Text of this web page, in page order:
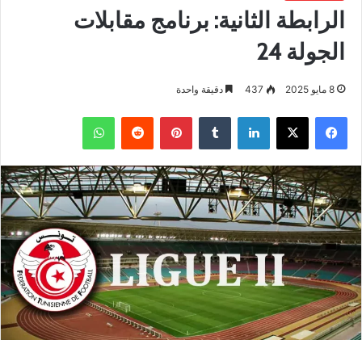
الرابطة الثانية: برنامج مقابلات
الجولة 24
8 مايو 2025 437 دقيقة واحدة
فيسبوك ‫X لينكدإن بينتيريست واتساب